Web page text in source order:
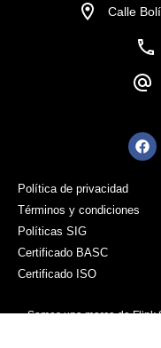
Calle
Política de privacidad
Términos y condiciones
Políticas SIG
Certificado BASC
Certificado ISO
Somos una marca de Flink